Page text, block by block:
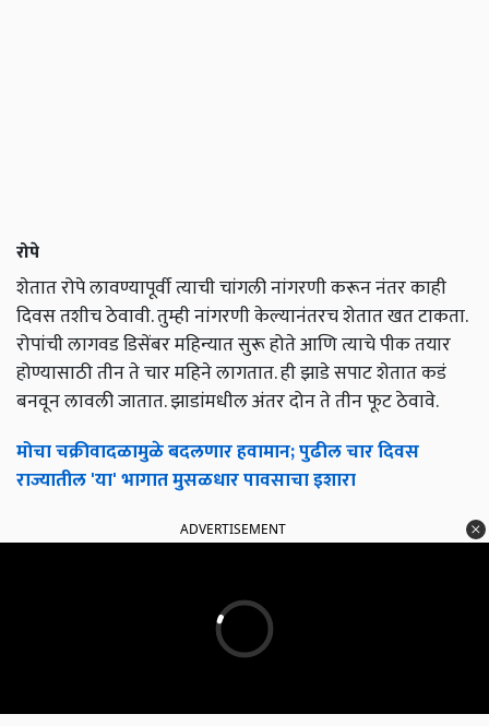
रोपे
शेतात रोपे लावण्यापूर्वी त्याची चांगली नांगरणी करून नंतर काही
दिवस तशीच ठेवावी. तुम्ही नांगरणी केल्यानंतरच शेतात खत टाकता.
रोपांची लागवड डिसेंबर महिन्यात सुरू होते आणि त्याचे पीक तयार
होण्यासाठी तीन ते चार महिने लागतात. ही झाडे सपाट शेतात कडं
बनवून लावली जातात. झाडांमधील अंतर दोन ते तीन फूट ठेवावे.
मोचा चक्रीवादळामुळे बदलणार हवामान; पुढील चार दिवस
राज्यातील 'या' भागात मुसळधार पावसाचा इशारा
ADVERTISEMENT